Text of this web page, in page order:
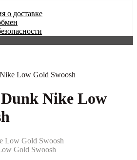
о доставке
Low Gold Swoosh
Nike Low
Gold Swoosh